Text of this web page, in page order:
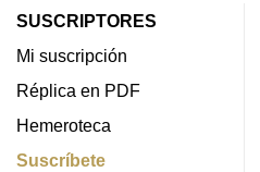
SUSCRIPTORES
Mi suscripción
Réplica en PDF
Hemeroteca
Suscríbete